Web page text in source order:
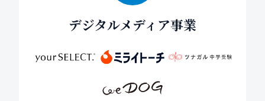
デジタルメディア事業